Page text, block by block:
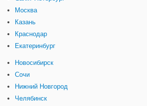
Москва
Казань
Краснодар
Екатеринбург
Новосибирск
Сочи
Нижний Новгород
Челябинск